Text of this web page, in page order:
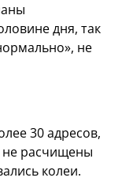
дня, так
не
30 адресов,
не расчищены
колеи.